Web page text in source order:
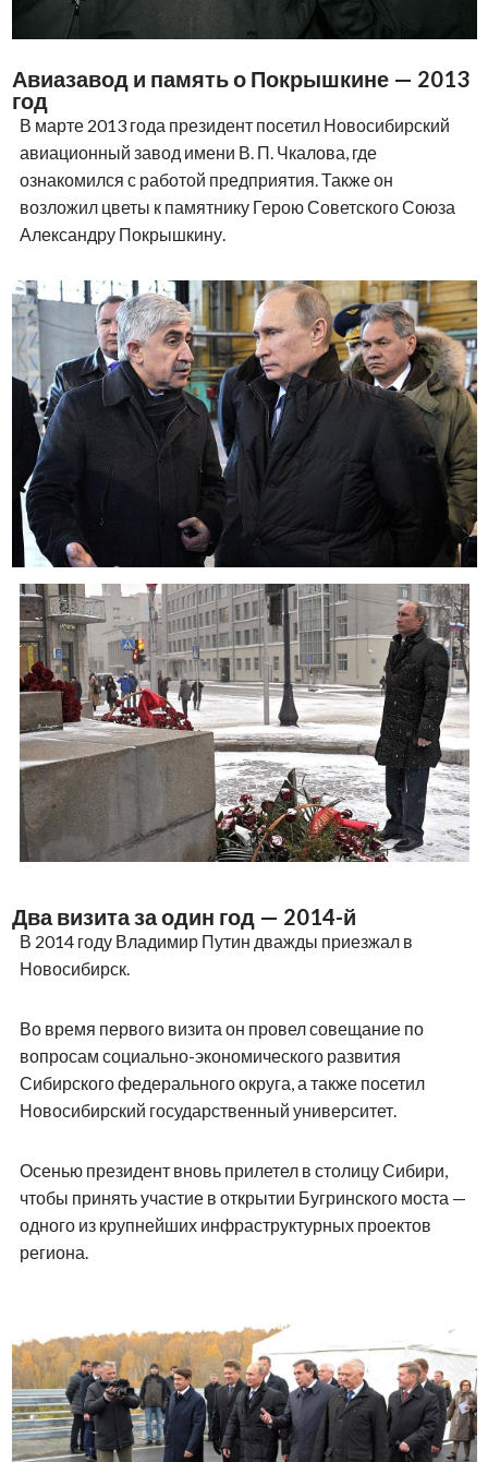
Авиазавод и память о Покрышкине — 2013
год
В марте 2013 года президент посетил Новосибирский
авиационный завод имени В. П. Чкалова, где
ознакомился с работой предприятия. Также он
возложил цветы к памятнику Герою Советского Союза
Александру Покрышкину.
Два визита за один год — 2014-й
В 2014 году Владимир Путин дважды приезжал в
Новосибирск.
Во время первого визита он провел совещание по
вопросам социально-экономического развития
Сибирского федерального округа, а также посетил
Новосибирский государственный университет.
Осенью президент вновь прилетел в столицу Сибири,
чтобы принять участие в открытии Бугринского моста —
одного из крупнейших инфраструктурных проектов
региона.